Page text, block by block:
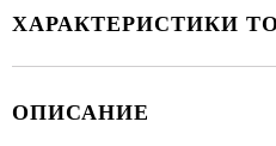
ХАРАКТЕРИСТИКИ
ОПИСАНИЕ